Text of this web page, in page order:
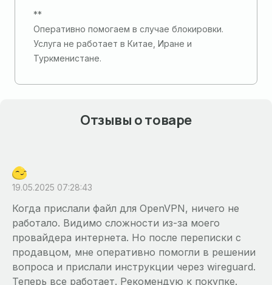
**
Оперативно помогаем в случае блокировки.
Услуга не работает в Китае, Иране и
Туркменистане.
Отзывы о товаре
19.05.2025 07:28:43
Когда прислали файл для OpenVPN, ничего не
работало. Видимо сложности из-за моего
провайдера интернета. Но после переписки с
продавцом, мне оперативно помогли в решении
вопроса и прислали инструкции через wireguard.
Теперь все работает. Рекомендую к покупке.